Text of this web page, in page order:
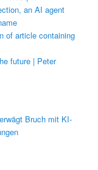
an AI agent
of article containing
future | Peter
Bruch mit KI-